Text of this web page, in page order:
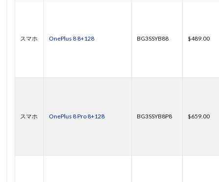
スマホ OnePlus 8 8+128 BG3SSYB88 $489.00
スマホ OnePlus 8 Pro 8+128 BG3SSYB8P8 $659.00